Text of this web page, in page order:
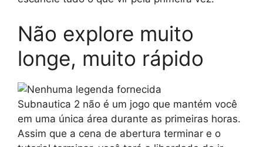
Não explore muito
longe, muito rápido
Subnautica 2 não é um jogo que mantém você
em uma única área durante as primeiras horas.
Assim que a cena de abertura terminar e o